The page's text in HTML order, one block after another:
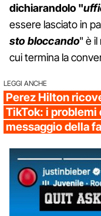
dichiarandolo "
essere lasciato in
sto bloccando" è
cui termina la
LEGGI ANCHE
Perez Hilton
TikTok: i problemi
messaggio della